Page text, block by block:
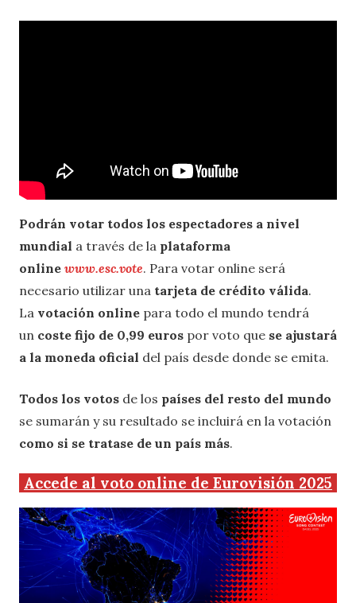
Podrán votar todos los espectadores a nivel
mundial a través de la plataforma
online www.esc.vote. Para votar online será
necesario utilizar una tarjeta de crédito válida.
La votación online para todo el mundo tendrá
un coste fijo de 0,99 euros por voto que se ajustará
a la moneda oficial del país desde donde se emita.
Todos los votos de los países del resto del mundo
se sumarán y su resultado se incluirá en la votación
como si se tratase de un país más.
Accede al voto online de Eurovisión 2025